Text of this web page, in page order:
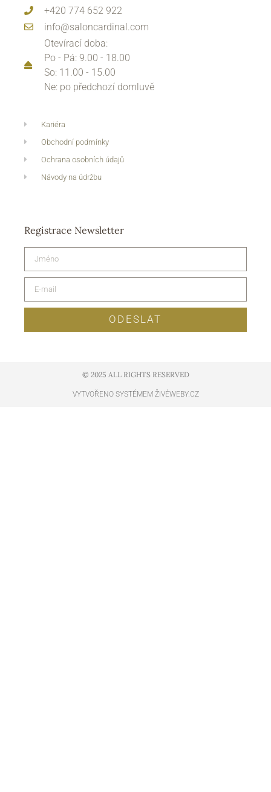
+420 774 652 922
info@saloncardinal.com
Otevírací doba:
Po - Pá: 9.00 - 18.00
So: 11.00 - 15.00
Ne: po předchozí domluvě
Kariéra
Obchodní podmínky
Ochrana osobních údajů
Návody na údržbu
Registrace Newsletter
ODESLAT
© 2025 ALL RIGHTS RESERVED​
VYTVOŘENO SYSTÉMEM ŽIVÉWEBY.CZ